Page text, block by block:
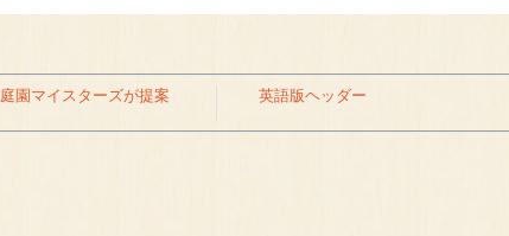
庭園マイスターズが提案 英語版ヘッダー